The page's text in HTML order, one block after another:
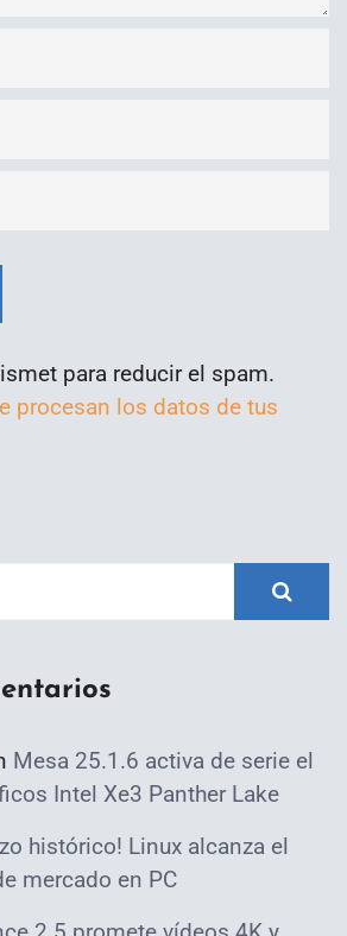
para reducir el spam.
procesan los datos de tus
Mesa 25.1.6 activa de serie el
Intel Xe3 Panther Lake
histórico! Linux alcanza el
mercado en PC